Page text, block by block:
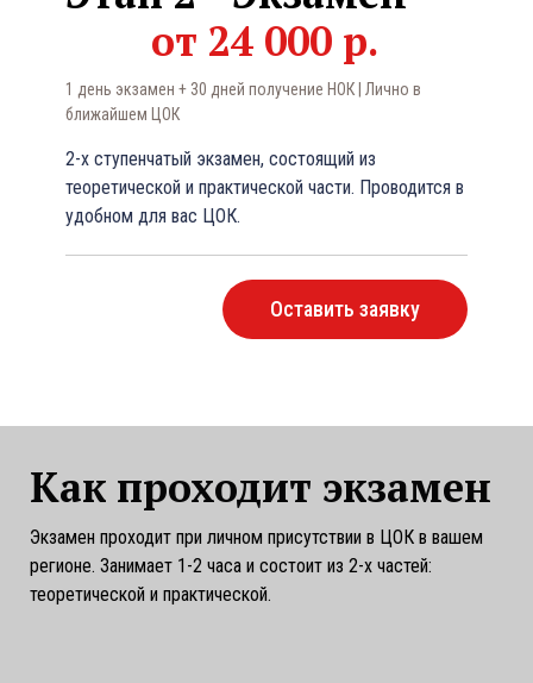
от 24 000 р.
1 день экзамен + 30 дней получение НОК Лично в
ближайшем ЦОК
2-х ступенчатый экзамен, состоящий из
теоретической и практической части. Проводится в
удобном для вас ЦОК.
Оставить заявку
Как проходит экзамен
Экзамен проходит при личном присутствии в ЦОК в вашем
регионе. Занимает 1-2 часа и состоит из 2-х частей:
теоретической и практической.